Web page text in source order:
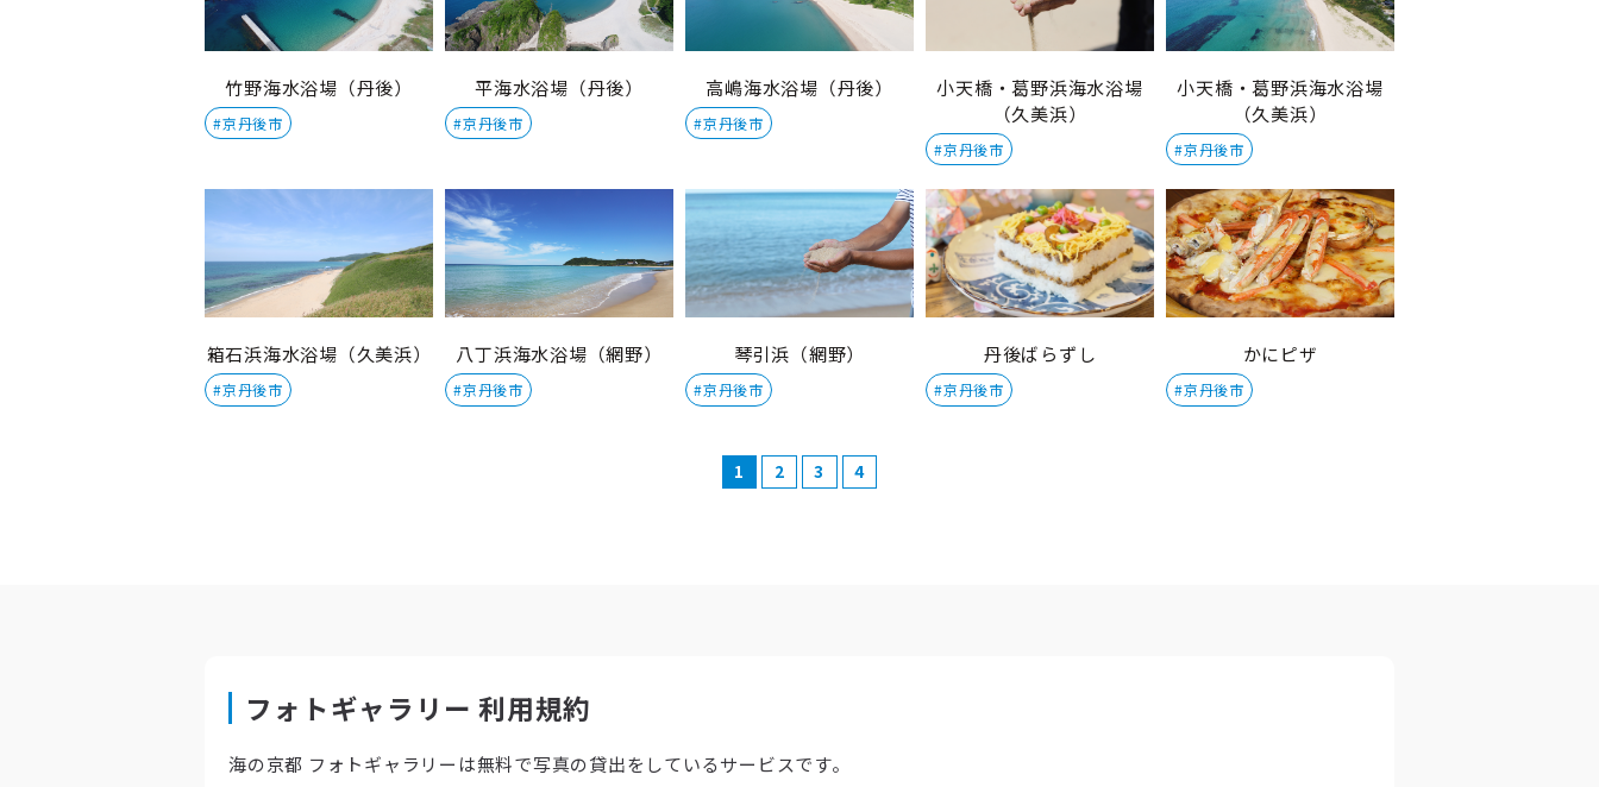
竹野海水浴場（丹後）
#京丹後市
平海水浴場（丹後）
#京丹後市
高嶋海水浴場（丹後）
#京丹後市
小天橋・葛野浜海水浴場
（久美浜）
#京丹後市
小天橋・葛野浜海水浴場
（久美浜）
#京丹後市
箱石浜海水浴場（久美浜）
#京丹後市
八丁浜海水浴場（網野）
#京丹後市
琴引浜（網野）
#京丹後市
丹後ばらずし
#京丹後市
かにピザ
#京丹後市
1 2 3 4
フォトギャラリー 利用規約
海の京都 フォトギャラリーは無料で写真の貸出をしているサービスです。